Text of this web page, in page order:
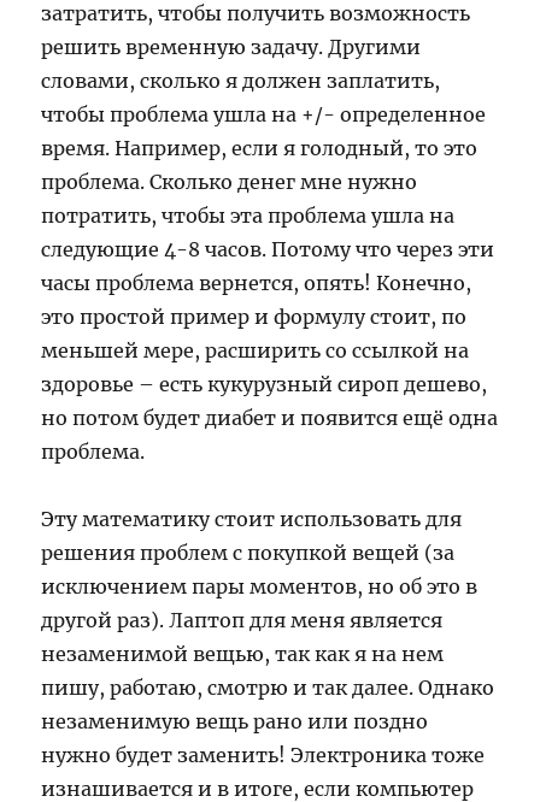
затратить, чтобы получить возможность
решить временную задачу. Другими
словами, сколько я должен заплатить,
чтобы проблема ушла на +/- определенное
время. Например, если я голодный, то это
проблема. Сколько денег мне нужно
потратить, чтобы эта проблема ушла на
следующие 4-8 часов. Потому что через эти
часы проблема вернется, опять! Конечно,
это простой пример и формулу стоит, по
меньшей мере, расширить со ссылкой на
здоровье – есть кукурузный сироп дешево,
но потом будет диабет и появится ещё одна
проблема.
Эту математику стоит использовать для
решения проблем с покупкой вещей (за
исключением пары моментов, но об это в
другой раз). Лаптоп для меня является
незаменимой вещью, так как я на нем
пишу, работаю, смотрю и так далее. Однако
незаменимую вещь рано или поздно
нужно будет заменить! Электроника тоже
изнашивается и в итоге, если компьютер